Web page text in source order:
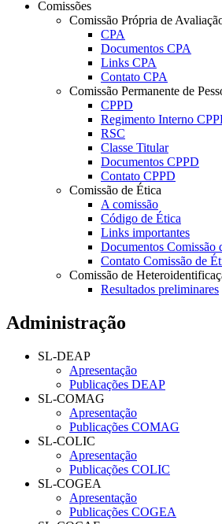
Comissões
Comissão Própria de
CPA
Documentos CPA
Links CPA
Contato CPA
Comissão Permanente de
CPPD
Regimento Interno
RSC
Classe Titular
Documentos CPPD
Contato CPPD
Comissão de Ética
A comissão
Código de Ética
Links importantes
Documentos Comissão
Contato Comissão de
Comissão de
Resultados preliminares
Administração
SL-DEAP
Apresentação
Publicações DEAP
SL-COMAG
Apresentação
Publicações COMAG
SL-COLIC
Apresentação
Publicações COLIC
SL-COGEA
Apresentação
Publicações COGEA